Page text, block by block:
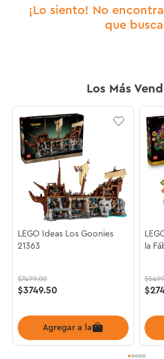
¡Lo siento! No
que
Los Más
LEGO Ideas Los Goonies
21363
$7499.00
$3749.50
Agregar a la bolsa
la
$5499
$